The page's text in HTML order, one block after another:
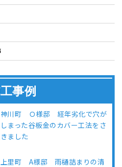
事例
神川町 Ｏ様邸 経年劣化で穴が
まった谷板金のカバー工法をさ
ました
上里町 A様邸 雨樋詰まりの清